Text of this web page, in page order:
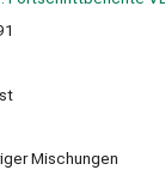
Mischungen